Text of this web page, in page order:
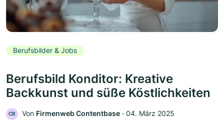
Berufsbilder & Jobs
Berufsbild Konditor: Kreative
Backkunst und süße Köstlichkeiten
CB Von Firmenweb Contentbase ‧ 04. März 2025